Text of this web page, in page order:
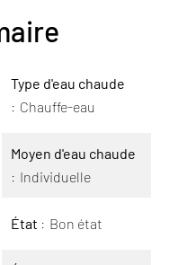
Type d'eau chaude
Chauffe-eau
Moyen d'eau chaude
Individuelle
État Bon état